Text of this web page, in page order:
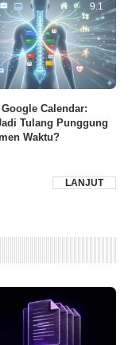
9.1
Google Calendar:
Tulang Punggung
Waktu?
LANJUT